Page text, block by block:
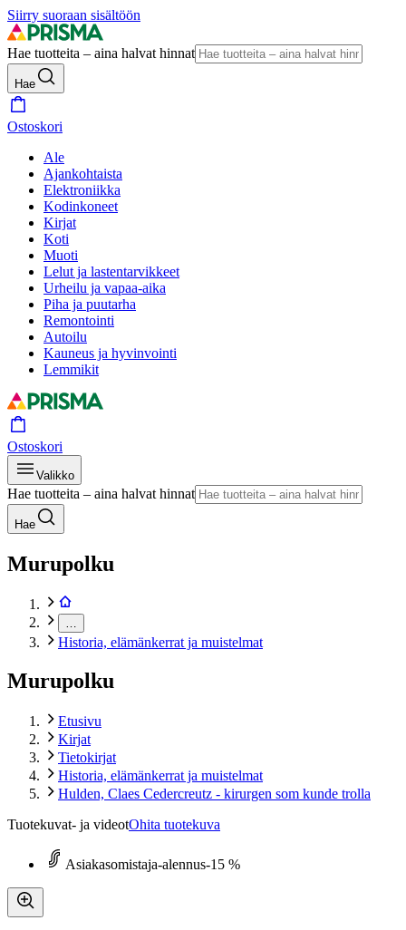
Siirry suoraan sisältöön
Hae tuotteita – aina halvat hinnat
Hae
Ostoskori
Ale
Ajankohtaista
Elektroniikka
Kodinkoneet
Kirjat
Koti
Muoti
Lelut ja lastentarvikkeet
Urheilu ja vapaa-aika
Piha ja puutarha
Remontointi
Autoilu
Kauneus ja hyvinvointi
Lemmikit
Ostoskori
Valikko
Hae tuotteita – aina halvat hinnat
Hae
Murupolku
Historia, elämänkerrat ja muistelmat
Murupolku
Etusivu
Kirjat
Tietokirjat
Historia, elämänkerrat ja muistelmat
Hulden, Claes Cedercreutz - kirurgen som kunde trolla
Tuotekuvat- ja videotOhita tuotekuva
Asiakasomistaja-alennus-15 %